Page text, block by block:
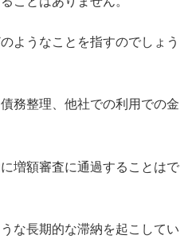
ようなことを指すのでしょう
務整理、他社での利用での金
増額審査に通過することはで
な長期的な滞納を起こしてい